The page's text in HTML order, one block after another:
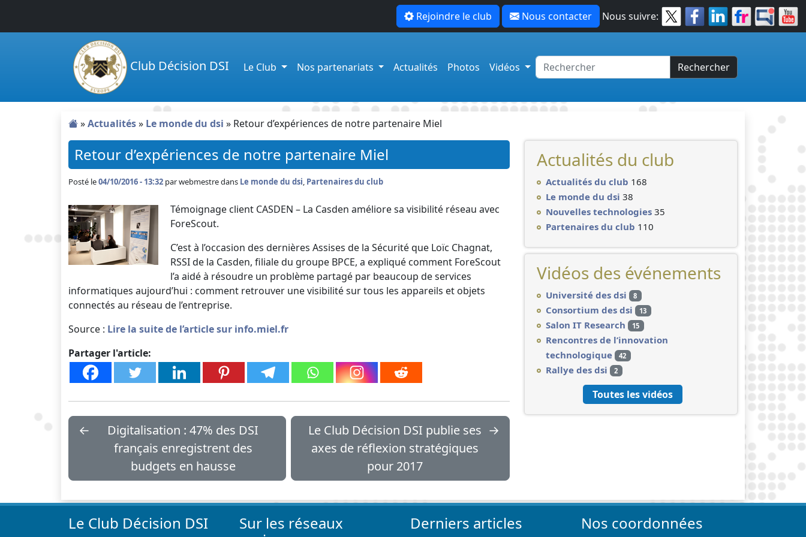
Rejoindre le club Nous contacter Nous suivre:
Club Décision DSI Le Club Nos partenariats Actualités Photos Vidéos Rechercher
»Actualités» Le monde du dsi » Retour d’expériences de notre partenaire Miel
Retour d’expériences de notre partenaire Miel
Posté le04/10/2016 - 13:32 parwebmestre dans Le monde du dsi, Partenaires du club
Témoignage client CASDEN – La Casden améliore sa visibilité réseau avec
ForeScout.
C’est à l’occasion des dernières Assises de la Sécurité que Loïc Chagnat,
RSSI de la Casden, filiale du groupe BPCE, a expliqué comment ForeScout
l’a aidé à résoudre un problème partagé par beaucoup de services
informatiques aujourd’hui : comment retrouver une visibilité sur tous les appareils et objets
connectés au réseau de l’entreprise.
Source : Lire la suite de l’article sur info.miel.fr
Partager l'article:
←
Digitalisation : 47% des DSI
français enregistrent des
budgets en hausse
Le Club Décision DSI publie ses
axes de réflexion stratégiques
pour 2017
→
Actualités du club
Actualités du club 168
Le monde du dsi 38
Nouvelles technologies 35
Partenaires du club 110
Vidéos des événements
Université des dsi 8
Consortium des dsi 13
Salon IT Research 15
Rencontres de l’innovation
technologique
42
Rallye des dsi 2
Toutes les vidéos
Le Club Décision DSI
Sur les réseaux
Derniers articles Nos coordonnées